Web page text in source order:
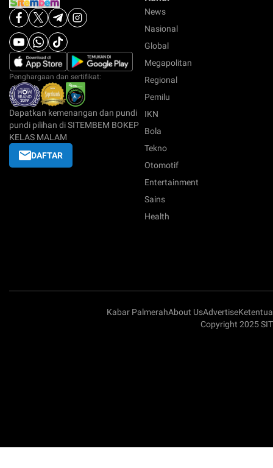
Penghargaan dan sertifikat:
Dapatkan kemenangan dan pundi
pundi pilihan di SITEMBEM BOKEP
KELAS MALAM
DAFTAR
News
Nasional
Global
Megapolitan
Regional
Pemilu
IKN
Bola
Tekno
Otomotif
Entertainment
Sains
Health
Kabar PalmerahAbout UsAdvertise
Copyright 2025